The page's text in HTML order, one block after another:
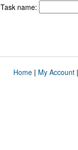
Task name:
Home| My Account|